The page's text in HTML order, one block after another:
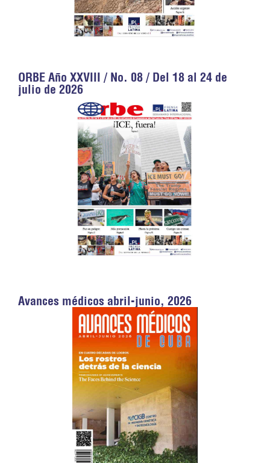
ORBE Año XXVIII / No. 08 / Del 18 al 24 de
julio de 2026
Avances médicos abril-junio, 2026